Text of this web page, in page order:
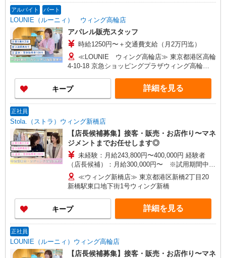
当の種類はエリアにより異なります。詳細は面接
時にお尋ねください。 ＼入社３大特典キャンペー
ン実施中！／※詳細は備考欄にて
アルバイト パート
LOUNIE（ルーニィ） ウィング高輪店
アパレル販売スタッフ
時給1250円〜＋交通費支給（月2万円迄）
≪LOUNIE ウィング高輪店≫ 東京都港区高輪
4-10-18 京急ショッピングプラザウィング高輪
川(ＪＲ東海道新幹線)高輪口(約5分) ■品川(京急本
線)高輪口(約5分)
キープ 詳細を見る
正社員
Stola.（ストラ）ウィング新橋店
【店長候補募集】接客・販売・お店作り〜マネ
ジメントまでお任せします◎
未経験：月給243,800円〜400,000円 経験者
（店長候補）：月給300,000円〜 ※試用期間中は
270,000円〜 ★固定残業手当：30,800円（月給に
含む） ※経験・能力考慮 ※固定残業時間は1ヶ月
あたり20時間、超過時は追加で残業手当支給 ※月
3万円まで交通費支給 ※試用期間（2〜3ヶ月）も
同条件 【手当】固定残業手当／資格手当／店舗職
制手当／住宅手当（実家外かつ賃貸の場合のみ別
当の種類はエリアにより異なります。詳細は面接
時にお尋ねください。
≪ウィング新橋店≫ 東京都港区新橋2丁目20
新橋駅東口地下街1号ウィング新橋
キープ 詳細を見る
正社員
LOUNIE（ルーニィ）ウィング高輪店
【店長候補募集】接客・販売・お店作り〜マネ